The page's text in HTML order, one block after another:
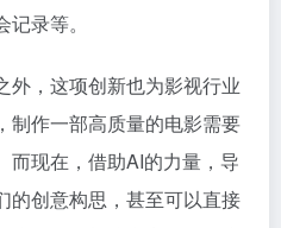
录等。
外，这项创新也为影视行业
制作一部高质量的电影需要
而现在，借助AI的力量，导
的创意构思，甚至可以直接